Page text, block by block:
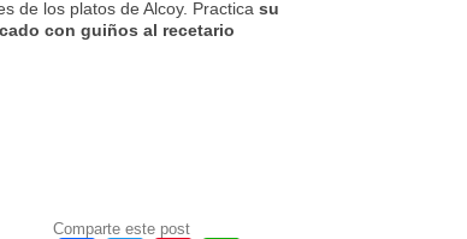
de los platos de Alcoy. Practica su
con guiños al recetario
Comparte este post